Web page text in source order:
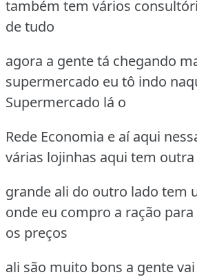
também tem vários
de tudo
agora a gente tá chegando
supermercado eu tô indo
Supermercado lá o
Rede Economia e aí aqui
várias lojinhas aqui tem
grande ali do outro lado tem
onde eu compro a ração
os preços
ali são muito bons a gente